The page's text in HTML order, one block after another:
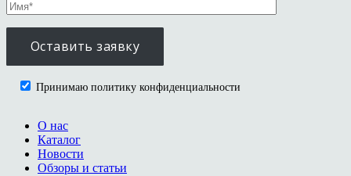
Принимаю политику конфиденциальности
О нас
Каталог
Новости
Обзоры и статьи